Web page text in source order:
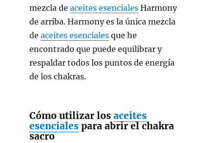
mezcla de aceites esenciales Harmony
de arriba. Harmony es la única mezcla
de aceites esenciales que he
encontrado que puede equilibrar y
respaldar todos los puntos de energía
de los chakras.
Cómo utilizar los aceites
esenciales para abrir el chakra
sacro